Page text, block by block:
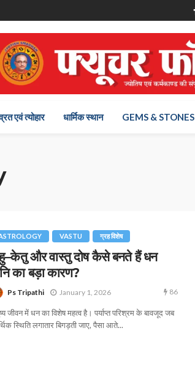
एवं त्योहार धार्मिक स्थान GEMS & STONES
VASTU ग्रह विशेष
और वास्तु दोष कैसे बनते हैं धन
का बड़ा कारण?
Ps Tripathi January 1, 2026 86
जीवन में धन का विशेष महत्व है। पर्याप्त परिश्रम के बावजूद जब
स्थिति लगातार बिगड़ती जाए, पैसा आते...